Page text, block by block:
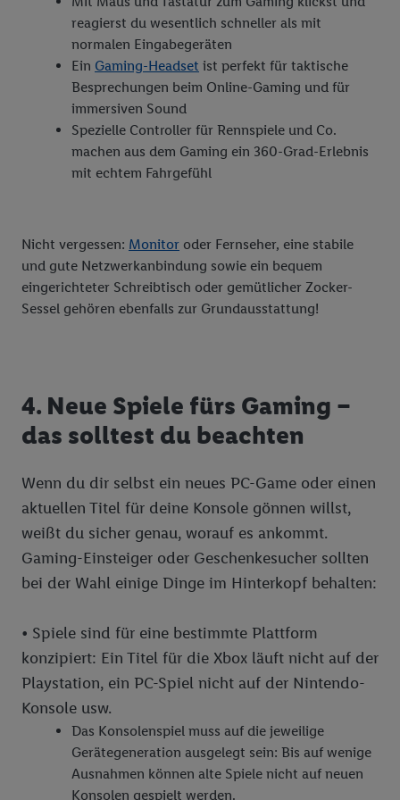
reagierst du wesentlich schneller als mit
normalen Eingabegeräten
Ein Gaming-Headset ist perfekt für taktische
Besprechungen beim Online-Gaming und für
immersiven Sound
Spezielle Controller für Rennspiele und Co.
machen aus dem Gaming ein 360-Grad-Erlebnis
mit echtem Fahrgefühl
Nicht vergessen: Monitor oder Fernseher, eine stabile
und gute Netzwerkanbindung sowie ein bequem
eingerichteter Schreibtisch oder gemütlicher Zocker-
Sessel gehören ebenfalls zur Grundausstattung!
4. Neue Spiele fürs Gaming –
das solltest du beachten
Wenn du dir selbst ein neues PC-Game oder einen
aktuellen Titel für deine Konsole gönnen willst,
weißt du sicher genau, worauf es ankommt.
Gaming-Einsteiger oder Geschenkesucher sollten
bei der Wahl einige Dinge im Hinterkopf behalten:
• Spiele sind für eine bestimmte Plattform
konzipiert: Ein Titel für die Xbox läuft nicht auf der
Playstation, ein PC-Spiel nicht auf der Nintendo-
Konsole usw.
Das Konsolenspiel muss auf die jeweilige
Gerätegeneration ausgelegt sein: Bis auf wenige
Ausnahmen können alte Spiele nicht auf neuen
Konsolen gespielt werden.
Erfolgs von Werbekampagnen durch TTD und Nutzung der
Telekommunikations-basierten Utiq-Technologie für digitales
Marketing, sowie:
Verwendung genauer Standortdaten. Erstellung von
Profilen für personalisierte Werbung. Speichern von oder
Zugriff auf Informationen auf einem Endgerät.
Entwicklung und Verbesserung der Angebote. Analyse
von Zielgruppen durch Statistiken oder Kombinationen
zur Auswahl personalisierter Werbung.
Liste der Partner (Lieferanten)